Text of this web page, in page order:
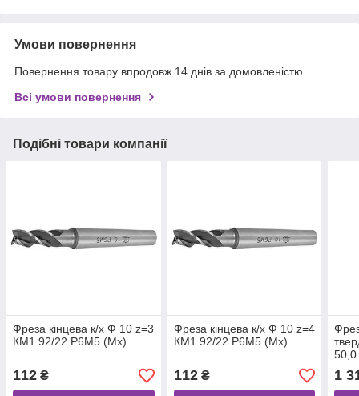
Умови повернення
Повернення товару впродовж 14 днів за домовленістю
Всі умови повернення
Подібні товари компанії
Фреза кінцева к/х Ф 10 z=3
КМ1 92/22 Р6М5 (Mx)
112 ₴
Фреза кінцева к/х Ф 10 z=4
КМ1 92/22 Р6М5 (Mx)
112₴ 1